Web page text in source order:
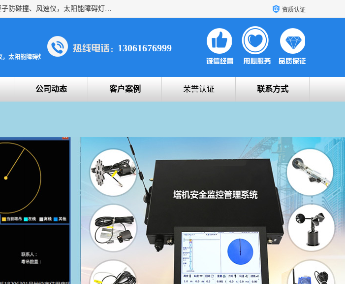
上海宇叶电子科技有限公司是吊钩视频监控、升降机监控、卸料平台监控、塔吊防碰撞、黑匣子防碰撞、风速仪，太阳能障碍灯安全提示灯等一系列升降机的常用配件产品专业研发生产加工的公司，拥有完整、科学的质量管理体系。 资质认证
太阳能障碍灯安全提示灯
13061676999
公司动态 客户案例 荣誉认证 联系方式